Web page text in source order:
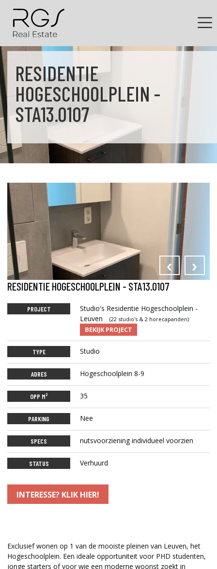
RESIDENTIE
HOGESCHOOLPLEIN -
STA13.0107
‹ ›
RESIDENTIE HOGESCHOOLPLEIN - STA13.0107
PROJECT
Studio's Residentie Hogeschoolplein -
Leuven
(22 studio's & 2 horecapanden)
BEKIJK PROJECT
TYPE Studio
ADRES Hogeschoolplein 8-9
OPP M² 35
PARKING Nee
SPECS nutsvoorziening individueel voorzien
STATUS Verhuurd
INTERESSE? KLIK HIER!
Exclusief wonen op 1 van de mooiste pleinen van Leuven, het
Hogeschoolplein. Een ideale opportuniteit voor PHD studenten,
jonge starters of voor wie een moderne woonst zoekt in